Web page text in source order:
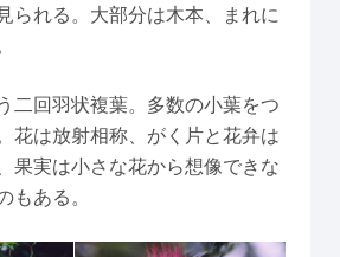
られる。大部分は木本、まれに
二回羽状複葉。多数の小葉をつ
花は放射相称、がく片と花弁は
果実は小さな花から想像できな
もある。